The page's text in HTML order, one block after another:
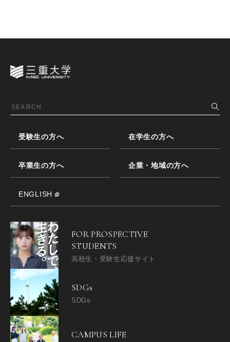
受験生の方へ 在学生の方へ
卒業生の方へ 企業・地域の方へ
ENGLISH
FOR PROSPECTIVE
STUDENTS
高校生・受験生応援サイト
SDGs
SDGs
CAMPUS LIFE